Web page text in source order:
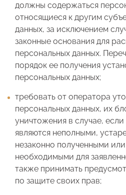
должны содержаться
относящиеся к другим
данных, за исключением
законные основания для
персональных данных.
порядок ее получения
персональных данных;
требовать от оператора
персональных данных, их
уничтожения в случае,
являются неполными,
незаконно полученными
необходимыми для
также принимать
по защите своих прав;